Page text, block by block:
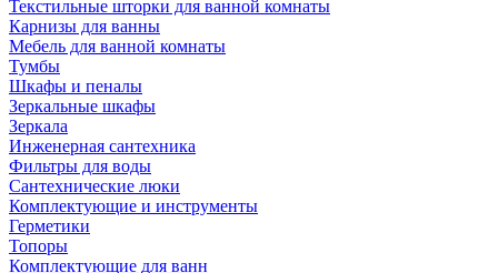
Текстильные шторки для ванной комнаты
Карнизы для ванны
Мебель для ванной комнаты
Тумбы
Шкафы и пеналы
Зеркальные шкафы
Зеркала
Инженерная сантехника
Фильтры для воды
Сантехнические люки
Комплектующие и инструменты
Герметики
Топоры
Комплектующие для ванн